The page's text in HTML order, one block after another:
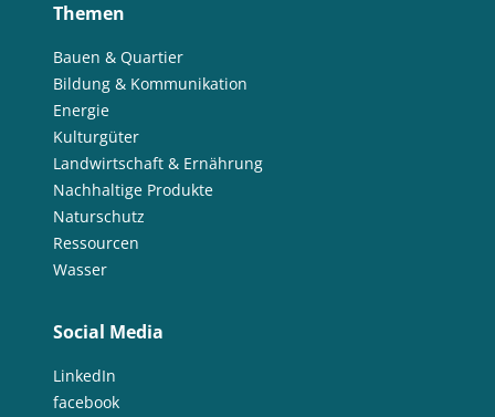
Themen
Bauen & Quartier
Bildung & Kommunikation
Energie
Kulturgüter
Landwirtschaft & Ernährung
Nachhaltige Produkte
Naturschutz
Ressourcen
Wasser
Social Media
LinkedIn
facebook